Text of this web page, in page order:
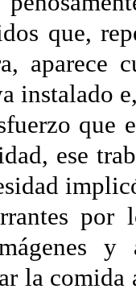
que,
aparece
instalado
que
ese
por
la